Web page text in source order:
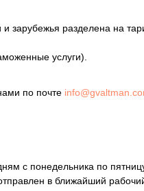
и зарубежья разделена на
услуги).
по почте
с понедельника по
в ближайший